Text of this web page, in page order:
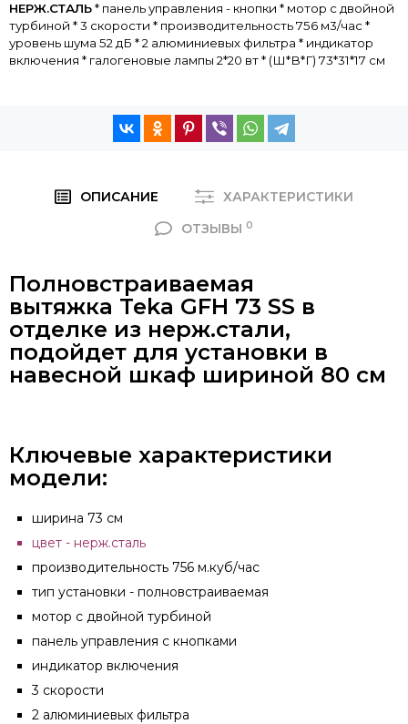
НЕРЖ.СТАЛЬ* панель управления - кнопки * мотор с двойной
турбиной * 3 скорости * производительность 756 м3/час *
уровень шума 52 дБ * 2 алюминиевых фильтра * индикатор
включения * галогеновые лампы 2*20 вт * (Ш*В*Г) 73*31*17 см
ОПИСАНИЕ
ХАРАКТЕРИСТИКИ
ОТЗЫВЫ 0
Полновстраиваемая
вытяжка Teka GFH 73 SS в
отделке из нерж.стали,
подойдет для установки в
навесной шкаф шириной 80 см
Ключевые характеристики
модели:
ширина 73 см
цвет - нерж.сталь
производительность 756 м.куб/час
тип установки - полновстраиваемая
мотор с двойной турбиной
панель управления с кнопками
индикатор включения
3 скорости
2 алюминиевых фильтра